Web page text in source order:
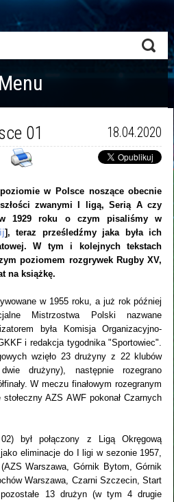
Menu
01 18.04.2020
w Polsce noszące obecnie
zwanymi I ligą, Serią A czy
1929 roku o czym pisaliśmy w
], teraz prześledźmy jaka była ich
W tym i kolejnych tekstach
poziomem rozgrywek Rugby XV,
na książkę.
w 1955 roku, a już rok później
Mistrzostwa Polski nazwane
była Komisja Organizacyjno-
i redakcja tygodnika "Sportowiec".
wzięło 23 drużyny z 22 klubów
drużyny), następnie rozegrano
W meczu finałowym rozegranym
AZS AWF pokonał Czarnych
był połączony z Ligą Okręgową
eliminacje do I ligi w sezonie 1957,
Warszawa, Górnik Bytom, Górnik
Warszawa, Czarni Szczecin, Start
13 drużyn (w tym 4 drugie